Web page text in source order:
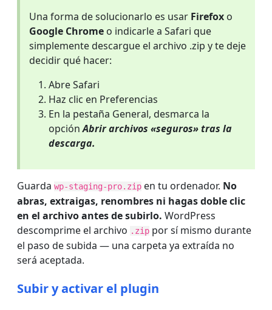
Una forma de solucionarlo es usar Firefox o
Google Chrome o indicarle a Safari que
simplemente descargue el archivo .zip y te deje
decidir qué hacer:
Abre Safari
Haz clic en Preferencias
En la pestaña General, desmarca la
opción Abrir archivos «seguros» tras la
descarga.
Guarda wp-staging-pro.zip en tu ordenador. No
abras, extraigas, renombres ni hagas doble clic
en el archivo antes de subirlo. WordPress
descomprime el archivo .zip por sí mismo durante
el paso de subida — una carpeta ya extraída no
será aceptada.
Subir y activar el plugin